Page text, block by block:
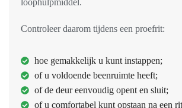
loophulpmiddel.
Controleer daarom tijdens een proefrit:
hoe gemakkelijk u kunt instappen;
of u voldoende beenruimte heeft;
of de deur eenvoudig opent en sluit;
of u comfortabel kunt opstaan na een